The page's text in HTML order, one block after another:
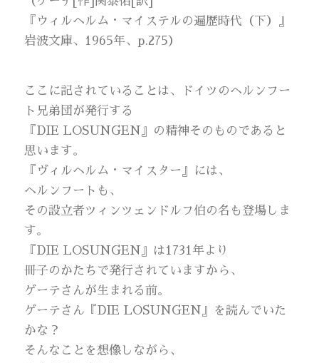
『ウィルヘルム・マイステルの遍歴時代（下）』
岩波文庫、1965年、p.275）
ここに記されていることは、ドイツのヘルンフー
ト兄弟団が発行する
『DIE LOSUNGEN』の精神そのものであると
思います。
『ヴィルヘルム・マイスター』には、
ヘルンフートも、
その設立者ツィンツェンドルフ伯の名も登場しま
す。
『DIE LOSUNGEN』は1731年より
冊子のかたちで発行されていますから、
ゲーテさんが生まれる前。
ゲーテさん『DIE LOSUNGEN』を読んでいた
かな？
そんなことを想像しながら、